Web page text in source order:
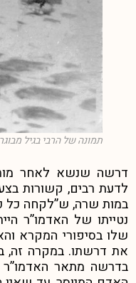
תמונה של הרבי בגיל מבוגר
דרשה שנשא לאחר
לדעת רבים, קשורות
במות שרה, ש”לקחה כל
נטייתו של האדמו”ר
שלו בסיפורי המקרא
את דרשתו. במקרה זה,
בדרשה מתאר